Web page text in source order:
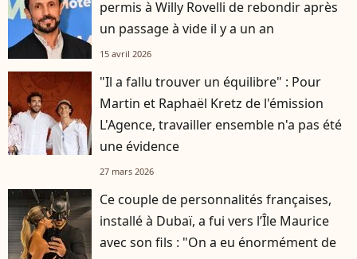
permis à Willy Rovelli de rebondir après
un passage à vide il y a un an
15 avril 2026
"Il a fallu trouver un équilibre" : Pour
Martin et Raphaël Kretz de l'émission
L'Agence, travailler ensemble n'a pas été
une évidence
27 mars 2026
Ce couple de personnalités françaises,
installé à Dubaï, a fui vers l’Île Maurice
avec son fils : "On a eu énormément de